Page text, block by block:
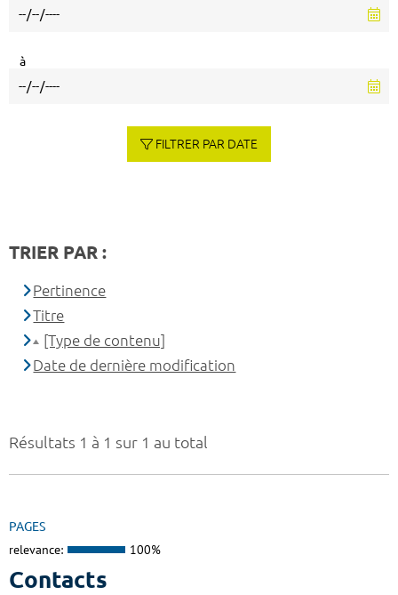
Résultats 1 à 1 sur 1 au total
PAGES
relevance: 100%
Contacts
à
FILTRER PAR DATE
TRIER PAR :
Pertinence
Titre
[Type de contenu]
Date de dernière modification